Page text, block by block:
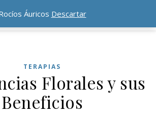
TERAPIAS
Florales y sus
Beneficios
Áuricos Descartar